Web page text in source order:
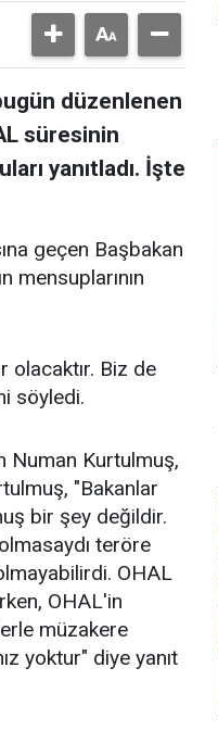
düzenlenen
süresinin
yanıtladı. İşte
geçen Başbakan
mensuplarının
olacaktır. Biz de
söyledi.
Numan Kurtulmuş,
"Bakanlar
bir şey değildir.
teröre
OHAL
OHAL'in
müzakere
yoktur" diye yanıt